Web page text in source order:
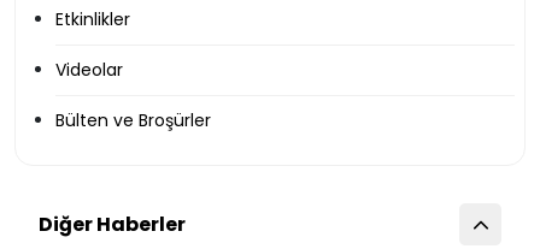
Etkinlikler
Videolar
Bülten ve Broşürler
Diğer Haberler